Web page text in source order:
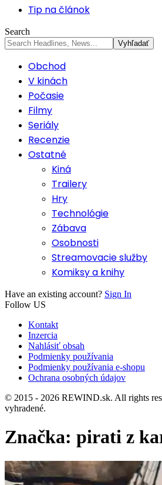
Tip na článok
Search
Obchod
V kinách
Počasie
Filmy
Seriály
Recenzie
Ostatné
Kiná
Trailery
Hry
Technológie
Zábava
Osobnosti
Streamovacie služby
Komiksy a knihy
Have an existing account? Sign In
Follow US
Kontakt
Inzercia
Nahlásiť obsah
Podmienky používania
Podmienky používania e-shopu
Ochrana osobných údajov
© 2015 - 2026 REWIND.sk. All rights
vyhradené.
Značka: pirati z